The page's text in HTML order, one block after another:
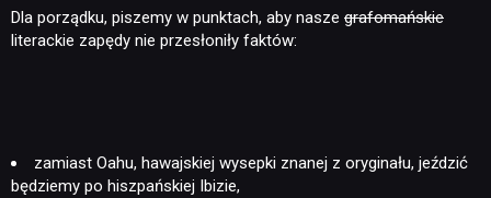
Dla porządku, piszemy w punktach, aby nasze grafomańskie
literackie zapędy nie przesłoniły faktów:
zamiast Oahu, hawajskiej wysepki znanej z oryginału, jeździć
będziemy po hiszpańskiej Ibizie,